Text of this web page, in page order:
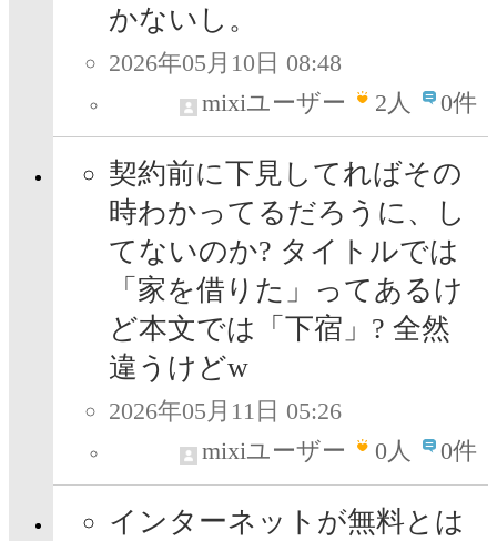
かないし。
2026年05月10日 08:48
mixiユーザー
2人 0件
契約前に下見してればその
時わかってるだろうに、し
てないのか? タイトルでは
「家を借りた」ってあるけ
ど本文では「下宿」? 全然
違うけどw
2026年05月11日 05:26
mixiユーザー
0人 0件
インターネットが無料とは